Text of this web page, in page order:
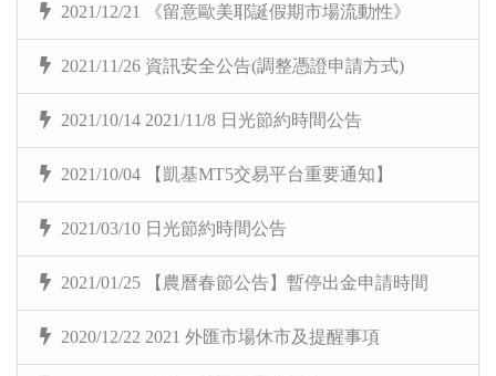
2021/12/21 《留意歐美耶誕假期市場流動性》
2021/11/26 資訊安全公告(調整憑證申請方式)
2021/10/14 2021/11/8 日光節約時間公告
2021/10/04 【凱基MT5交易平台重要通知】
2021/03/10 日光節約時間公告
2021/01/25 【農曆春節公告】暫停出金申請時間
2020/12/22 2021 外匯市場休市及提醒事項